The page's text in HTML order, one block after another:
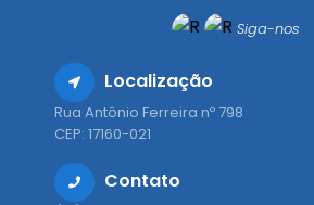
Siga-nos
Localização
Rua Antônio Ferreira nº 798
CEP: 17160-021
Contato